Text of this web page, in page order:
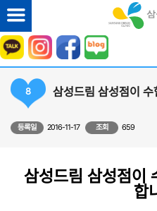
8 삼성드림 삼성점이
등록일 2016-11-17 조회 659
삼성드림 삼성점이
합